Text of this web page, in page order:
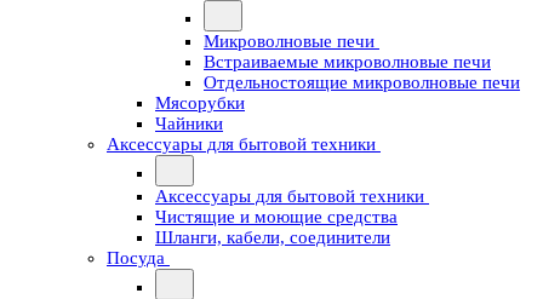
Микроволновые печи
Встраиваемые микроволновые печи
Отдельностоящие микроволновые печи
Мясорубки
Чайники
Аксессуары для бытовой техники
Аксессуары для бытовой техники
Чистящие и моющие средства
Шланги, кабели, соединители
Посуда